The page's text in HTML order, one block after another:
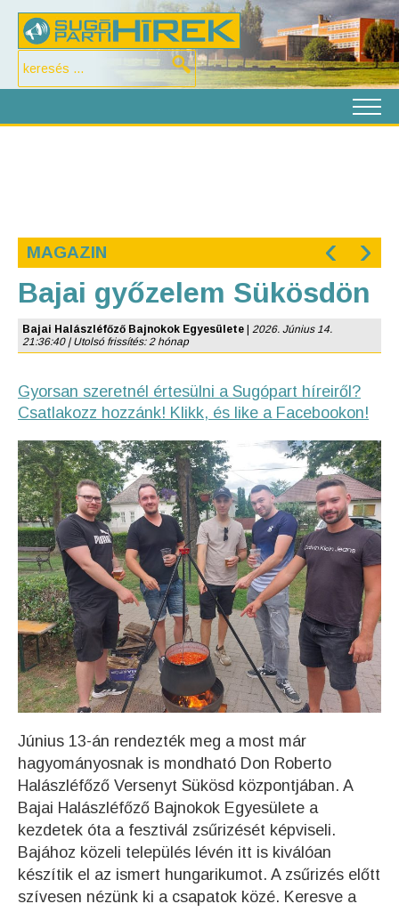
MAGAZIN ‹ ›
Bajai győzelem Sükösdön
Bajai Halászléfőző Bajnokok Egyesülete
2026. Június 14.
21:36:40 | Utolsó frissítés: 2 hónap
Gyorsan szeretnél értesülni a Sugópart híreiről?
Csatlakozz hozzánk! Klikk, és like a Facebookon!
Június 13-án rendezték meg a most már
hagyományosnak is mondható Don Roberto
Halászléfőző Versenyt Sükösd központjában. A
Bajai Halászléfőző Bajnokok Egyesülete a
kezdetek óta a fesztivál zsűrizését képviseli.
Bajához közeli település lévén itt is kiválóan
készítik el az ismert hungarikumot. A zsűrizés előtt
szívesen nézünk ki a csapatok közé. Keresve a